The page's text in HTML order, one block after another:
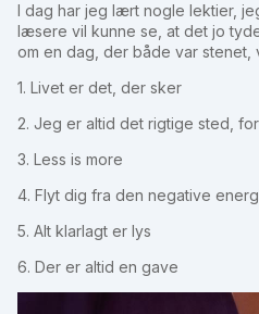
I dag har jeg lært nogle lektier,
læsere vil kunne se, at det jo
om en dag, der både var stenet,
1. Livet er det, der sker
2. Jeg er altid det rigtige sted,
3. Less is more
4. Flyt dig fra den negative
5. Alt klarlagt er lys
6. Der er altid en gave